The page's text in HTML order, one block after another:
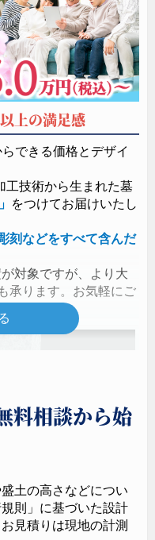
上の満足感
できる価格とデザイ
工技術から生まれた墓
をつけてお届けいたし
刻などをすべて含んだ
対象ですが、より大
承ります。お気軽にご
料相談から始
土の高さなどについ
則」に基づいた設計
見積りは現地の計測